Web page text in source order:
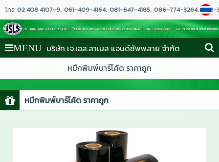
โทร 02 408 4107-9 061-409-4164 081-647-4185 086-774-3264 062-
MENU บริษัท เจ.เอส.ลาเบล แอนด์ซัพพลาย จำกัด
หมึกพิมพ์บาร์โค้ด ราคาถูก
หมึกพิมพ์บาร์โค้ด ราคาถูก